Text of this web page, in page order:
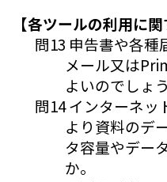
【各ツールの利用に関
問13 申告書や各種
メール又は
よいのでしょ
問14 インターネ
より資料のデ
タ容量やデー
か。